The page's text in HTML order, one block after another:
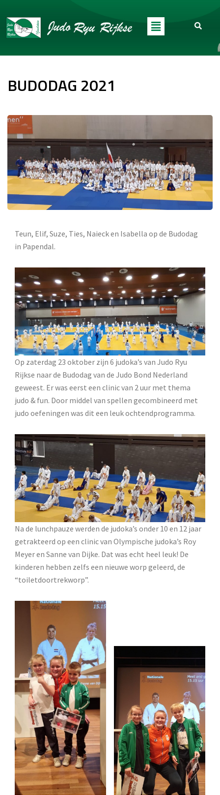
BUDODAG 2021
Teun, Elif, Suze, Ties, Naieck en Isabella op de Budodag
in Papendal.
Op zaterdag 23 oktober zijn 6 judoka’s van Judo Ryu
Rijkse naar de Budodag van de Judo Bond Nederland
geweest. Er was eerst een clinic van 2 uur met thema
judo & fun. Door middel van spellen gecombineerd met
judo oefeningen was dit een leuk ochtendprogramma.
Na de lunchpauze werden de judoka’s onder 10 en 12 jaar
getrakteerd op een clinic van Olympische judoka’s Roy
Meyer en Sanne van Dijke. Dat was echt heel leuk! De
kinderen hebben zelfs een nieuwe worp geleerd, de
“toiletdoortrekworp”.